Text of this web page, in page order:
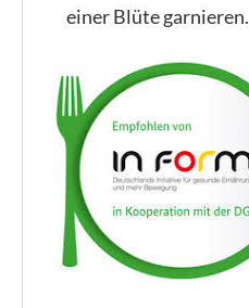
einer Blüte garnieren.